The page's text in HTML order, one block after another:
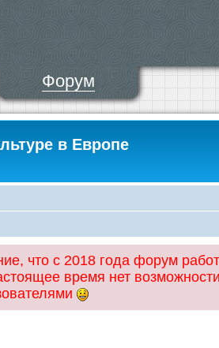
Форум
в Европе
что с 2018 года форум
время нет